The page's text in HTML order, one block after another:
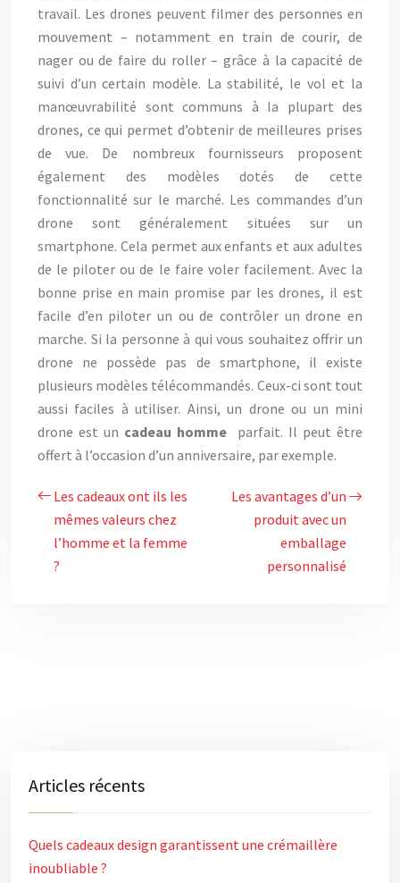
travail. Les drones peuvent filmer des personnes en
mouvement – notamment en train de courir, de
nager ou de faire du roller – grâce à la capacité de
suivi d’un certain modèle. La stabilité, le vol et la
manœuvrabilité sont communs à la plupart des
drones, ce qui permet d’obtenir de meilleures prises
de vue. De nombreux fournisseurs proposent
également des modèles dotés de cette
fonctionnalité sur le marché. Les commandes d’un
drone sont généralement situées sur un
smartphone. Cela permet aux enfants et aux adultes
de le piloter ou de le faire voler facilement. Avec la
bonne prise en main promise par les drones, il est
facile d’en piloter un ou de contrôler un drone en
marche. Si la personne à qui vous souhaitez offrir un
drone ne possède pas de smartphone, il existe
plusieurs modèles télécommandés. Ceux-ci sont tout
aussi faciles à utiliser. Ainsi, un drone ou un mini
drone est un cadeau homme
parfait. Il peut être
offert à l’occasion d’un anniversaire, par exemple.
Les cadeaux ont ils les
mêmes valeurs chez
l’homme et la femme
?
Les avantages d’un
produit avec un
emballage
personnalisé
Articles récents
Quels cadeaux design garantissent une crémaillère
inoubliable ?